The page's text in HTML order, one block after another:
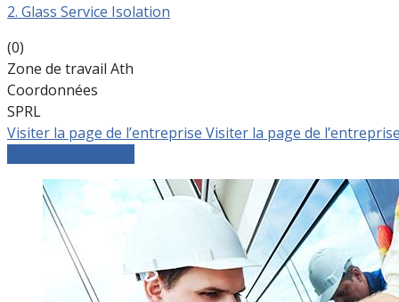
2. Glass Service Isolation
(0)
Zone de travail Ath
Coordonnées
SPRL
Visiter la page de l’entreprise Visiter la page de